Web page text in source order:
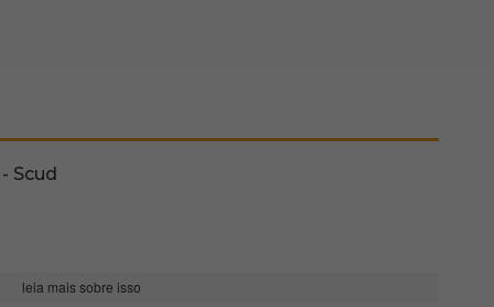
Scud
leia mais sobre isso